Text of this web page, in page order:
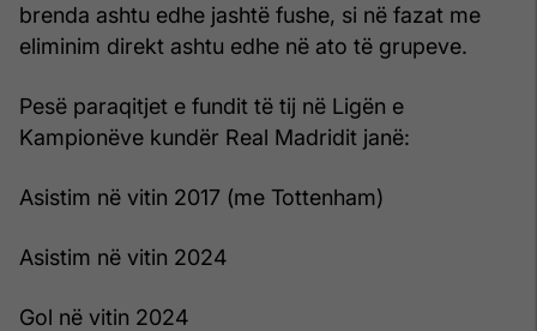
brenda ashtu edhe jashtë fushe, si në fazat me
eliminim direkt ashtu edhe në ato të grupeve.
Pesë paraqitjet e fundit të tij në Ligën e
Kampionëve kundër Real Madridit janë:
Asistim në vitin 2017 (me Tottenham)
Asistim në vitin 2024
Gol në vitin 2024